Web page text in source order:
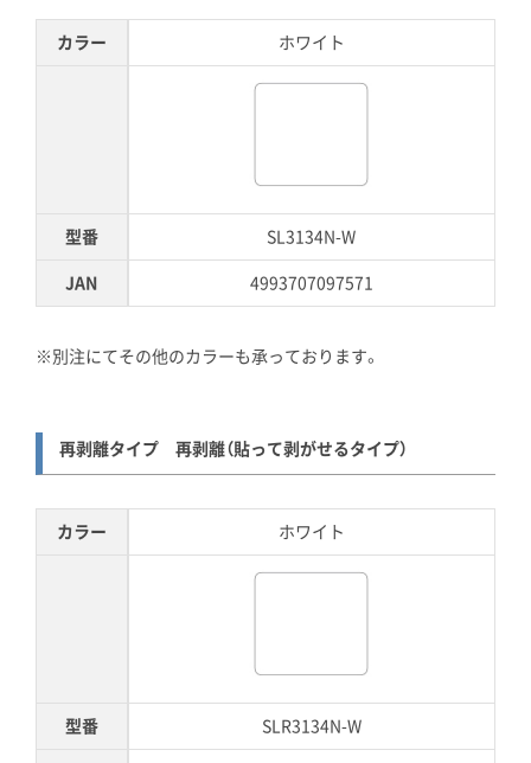
カラー
型番
JAN
ホワイト
SL3134N-W
4993707097571
※別注にてその他のカラーも承っております。
再剥離タイプ 再剥離（貼って剥がせるタイプ）
カラー
型番
ホワイト
SLR3134N-W